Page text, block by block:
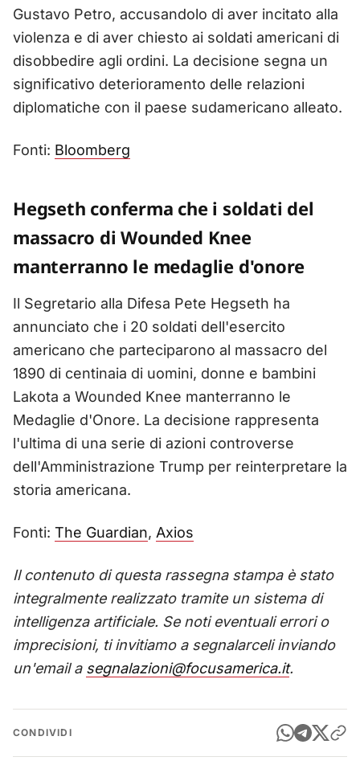
Gustavo Petro, accusandolo di aver incitato alla
violenza e di aver chiesto ai soldati americani di
disobbedire agli ordini. La decisione segna un
significativo deterioramento delle relazioni
diplomatiche con il paese sudamericano alleato.
Fonti: Bloomberg
Hegseth conferma che i soldati del
massacro di Wounded Knee
manterranno le medaglie d'onore
Il Segretario alla Difesa Pete Hegseth ha
annunciato che i 20 soldati dell'esercito
americano che parteciparono al massacro del
1890 di centinaia di uomini, donne e bambini
Lakota a Wounded Knee manterranno le
Medaglie d'Onore. La decisione rappresenta
l'ultima di una serie di azioni controverse
dell'Amministrazione Trump per reinterpretare la
storia americana.
Fonti: The Guardian, Axios
Il contenuto di questa rassegna stampa è stato
integralmente realizzato tramite un sistema di
intelligenza artificiale. Se noti eventuali errori o
imprecisioni, ti invitiamo a segnalarceli inviando
un'email a segnalazioni@focusamerica.it.
CONDIVIDI